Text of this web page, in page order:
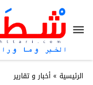
الرئيسية » أخبار و تقارير